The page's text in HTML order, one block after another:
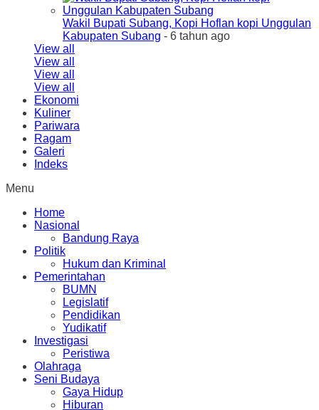
Wakil Bupati Subang, Kopi Hoflan kopi Unggulan
Kabupaten Subang - 6 tahun ago
View all
View all
View all
View all
Ekonomi
Kuliner
Pariwara
Ragam
Galeri
Indeks
Menu
Home
Nasional
Bandung Raya
Politik
Hukum dan Kriminal
Pemerintahan
BUMN
Legislatif
Pendidikan
Yudikatif
Investigasi
Peristiwa
Olahraga
Seni Budaya
Gaya Hidup
Hiburan